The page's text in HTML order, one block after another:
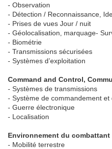
- Observation
- Détection / Reconnaissance,
- Prises de vues Jour / nuit
- Géolocalisation, marquage-
- Biométrie
- Transmissions sécurisées
- Systèmes d’exploitation
Command and Control,
- Systèmes de transmissions
- Système de commandement et
- Guerre électronique
- Localisation
Environnement du combattant
- Mobilité terrestre